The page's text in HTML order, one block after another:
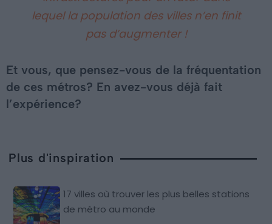
lequel la population des villes n’en finit
pas d’augmenter !
Et vous, que pensez-vous de la fréquentation
de ces métros? En avez-vous déjà fait
l’expérience?
Plus d'inspiration
17 villes où trouver les plus belles stations
de métro au monde